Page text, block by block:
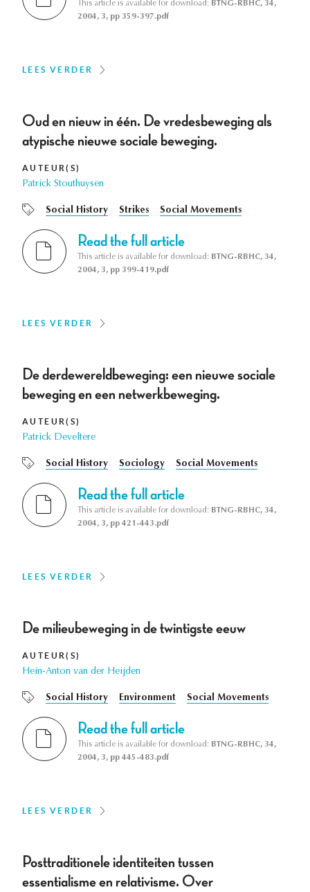
This article is available for download: BTNG-RBHC, 34,
2004, 3, pp 359-397.pdf
LEES VERDER
Oud en nieuw in één. De vredesbeweging als
atypische nieuwe sociale beweging.
AUTEUR(S)
Patrick Stouthuysen
Social History Strikes Social Movements
Read the full article
This article is available for download: BTNG-RBHC, 34,
2004, 3, pp 399-419.pdf
LEES VERDER
De derdewereldbeweging: een nieuwe sociale
beweging en een netwerkbeweging.
AUTEUR(S)
Patrick Develtere
Social History Sociology Social Movements
Read the full article
This article is available for download: BTNG-RBHC, 34,
2004, 3, pp 421-443.pdf
LEES VERDER
De milieubeweging in de twintigste eeuw
AUTEUR(S)
Hein-Anton van der Heijden
Social History Environment Social Movements
Read the full article
This article is available for download: BTNG-RBHC, 34,
2004, 3, pp 445-483.pdf
LEES VERDER
Posttraditionele identiteiten tussen
essentialisme en relativisme. Over